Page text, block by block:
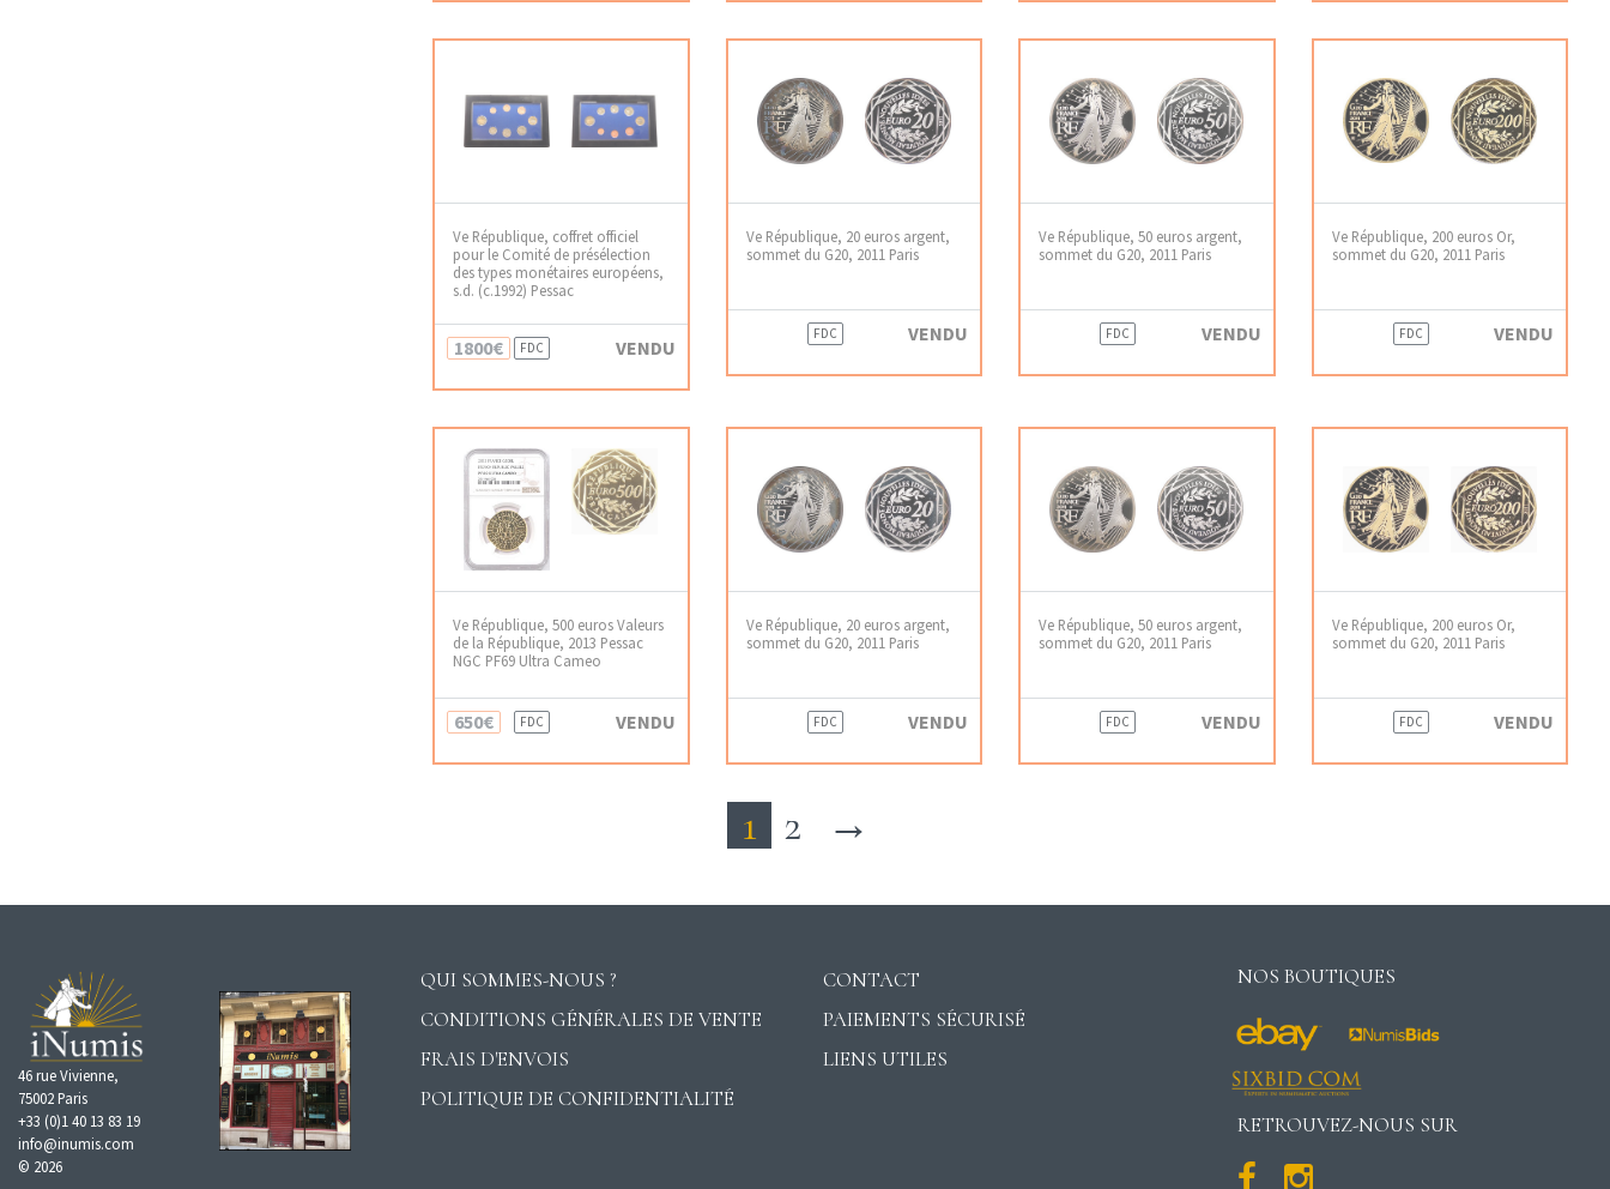
Ve République, coffret officiel
pour le Comité de présélection
des types monétaires européens,
s.d. (c.1992) Pessac
1800€ FDC VENDU
Ve République, 20 euros argent,
sommet du G20, 2011 Paris
FDC VENDU
Ve République, 50 euros argent,
sommet du G20, 2011 Paris
FDC VENDU
Ve République, 200 euros Or,
sommet du G20, 2011 Paris
FDC VENDU
Ve République, 500 euros Valeurs
de la République, 2013 Pessac
NGC PF69 Ultra Cameo
650€ FDC VENDU
Ve République, 20 euros argent,
sommet du G20, 2011 Paris
FDC VENDU
Ve République, 50 euros argent,
sommet du G20, 2011 Paris
FDC VENDU
Ve République, 200 euros Or,
sommet du G20, 2011 Paris
FDC VENDU
1 2 →
46 rue Vivienne,
75002 Paris
+33 (0)1 40 13 83 19
info@inumis.com
© 2026
QUI SOMMES-NOUS ?
CONDITIONS GÉNÉRALES DE VENTE
FRAIS D'ENVOIS
POLITIQUE DE CONFIDENTIALITÉ
CONTACT
PAIEMENTS SÉCURISÉ
LIENS UTILES
NOS BOUTIQUES
RETROUVEZ-NOUS SUR